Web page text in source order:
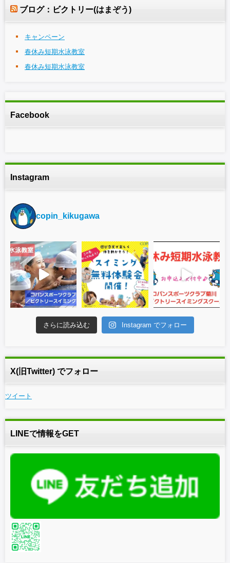
ブログ：ビクトリー(はまぞう)
キャンペーン
春休み短期水泳教室
春休み短期水泳教室
Facebook
Instagram
copin_kikugawa
さらに読み込む Instagram でフォロー
X(旧Twitter) でフォロー
ツイート
LINEで情報をGET